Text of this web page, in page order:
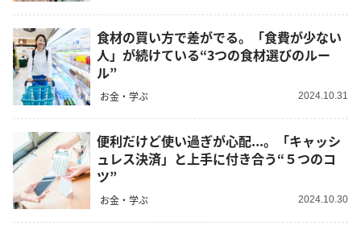
食材の買い方で差がでる。「食費が少ない
人」が続けている“3つの食材選びのルー
ル”
お金・学ぶ 2024.10.31
便利だけど使い過ぎが心配...。「キャッシ
ュレス決済」と上手に付き合う“５つのコ
ツ”
お金・学ぶ 2024.10.30